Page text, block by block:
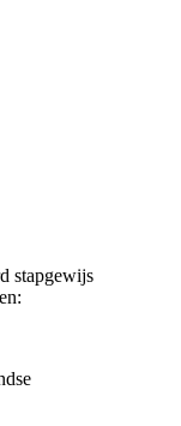
stapgewijs